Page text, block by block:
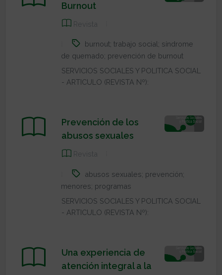
Burnout
Revista
burnout; trabajo social; síndrome
de quemado; prevención de burnout
SERVICIOS SOCIALES Y POLITICA SOCIAL
- ARTICULO (REVISTA Nº):
Prevención de los
abusos sexuales
Revista
abusos sexuales; prevención;
menores; programas
SERVICIOS SOCIALES Y POLITICA SOCIAL
- ARTICULO (REVISTA Nº):
Una experiencia de
atención integral a la